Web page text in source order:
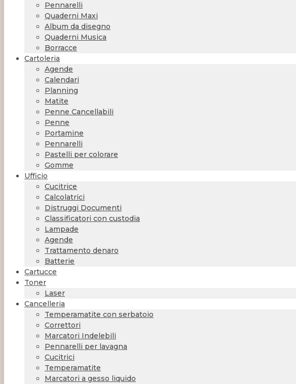
Pennarelli
Quaderni Maxi
Album da disegno
Quaderni Musica
Borracce
Cartoleria
Agende
Calendari
Planning
Matite
Penne Cancellabili
Penne
Portamine
Pennarelli
Pastelli per colorare
Gomme
Ufficio
Cucitrice
Calcolatrici
Distruggi Documenti
Classificatori con custodia
Lampade
Agende
Trattamento denaro
Batterie
Cartucce
Toner
Laser
Cancelleria
Temperamatite con serbatoio
Correttori
Marcatori Indelebili
Pennarelli per lavagna
Cucitrici
Temperamatite
Marcatori a gesso liquido